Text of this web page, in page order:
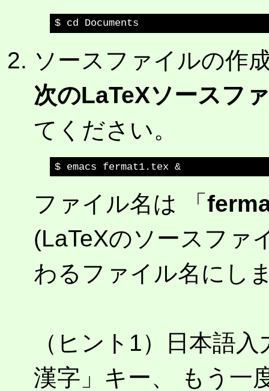
ソースファイルの作
次のLaTeXソースフ
てください。
ファイル名は 「
(LaTeXのソースファ
わるファイル名にし
（ヒント1）日本語
漢字」キー、 もう一